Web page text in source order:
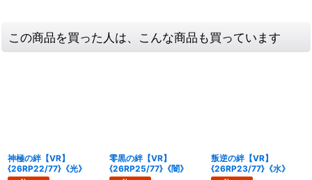
この商品を買った人は、こんな商品も買っています
神極の絆【VR】
{26RP22/77}《光》
零黒の絆【VR】
{26RP25/77}《闇》
叛逆の絆【VR】
{26RP23/77}《水》